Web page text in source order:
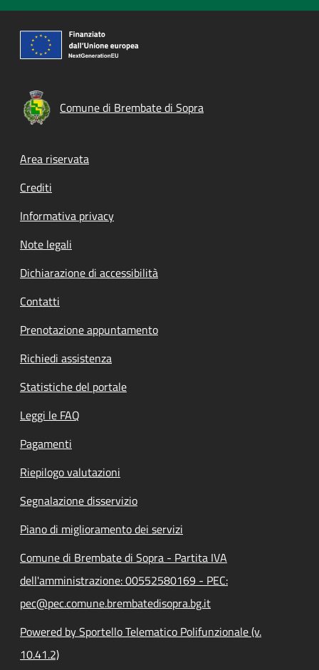
Comune di Brembate di Sopra
Footer menu
Area riservata
Crediti
Informativa privacy
Note legali
Dichiarazione di accessibilità
Contatti
Prenotazione appuntamento
Richiedi assistenza
Statistiche del portale
Leggi le FAQ
Pagamenti
Riepilogo valutazioni
Segnalazione disservizio
Piano di miglioramento dei servizi
Comune di Brembate di Sopra - Partita IVA
dell'amministrazione: 00552580169 - PEC:
pec@pec.comune.brembatedisopra.bg.it
Powered by Sportello Telematico Polifunzionale (v.
10.41.2)